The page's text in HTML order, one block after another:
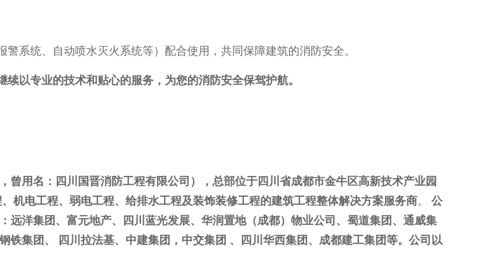
系统、自动喷水灭火系统等）配合使用，共同保障建筑的消防安全。
以专业的技术和贴心的服务，为您的消防安全保驾护航。
曾用名：四川国晋消防工程有限公司），总部位于四川省成都市金牛区高新技术产业园
机电工程、弱电工程、给排水工程及装饰装修工程的建筑工程整体解决方案服务商。
公
远洋集团、富元地产、四川蓝光发展、华润置地（成都）物业公司、蜀道集团、通威集
铁集团、 四川拉法基、中建集团，中交集团 、四川华西集团、成都建工集团等。 公司以